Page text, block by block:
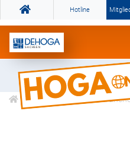
Hotline
Informationen